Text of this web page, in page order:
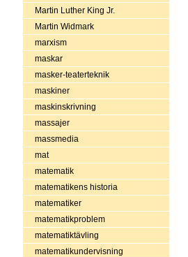
Martin Luther King Jr.
Martin Widmark
marxism
maskar
masker-teaterteknik
maskiner
maskinskrivning
massajer
massmedia
mat
matematik
matematikens historia
matematiker
matematikproblem
matematiktävling
matematikundervisning